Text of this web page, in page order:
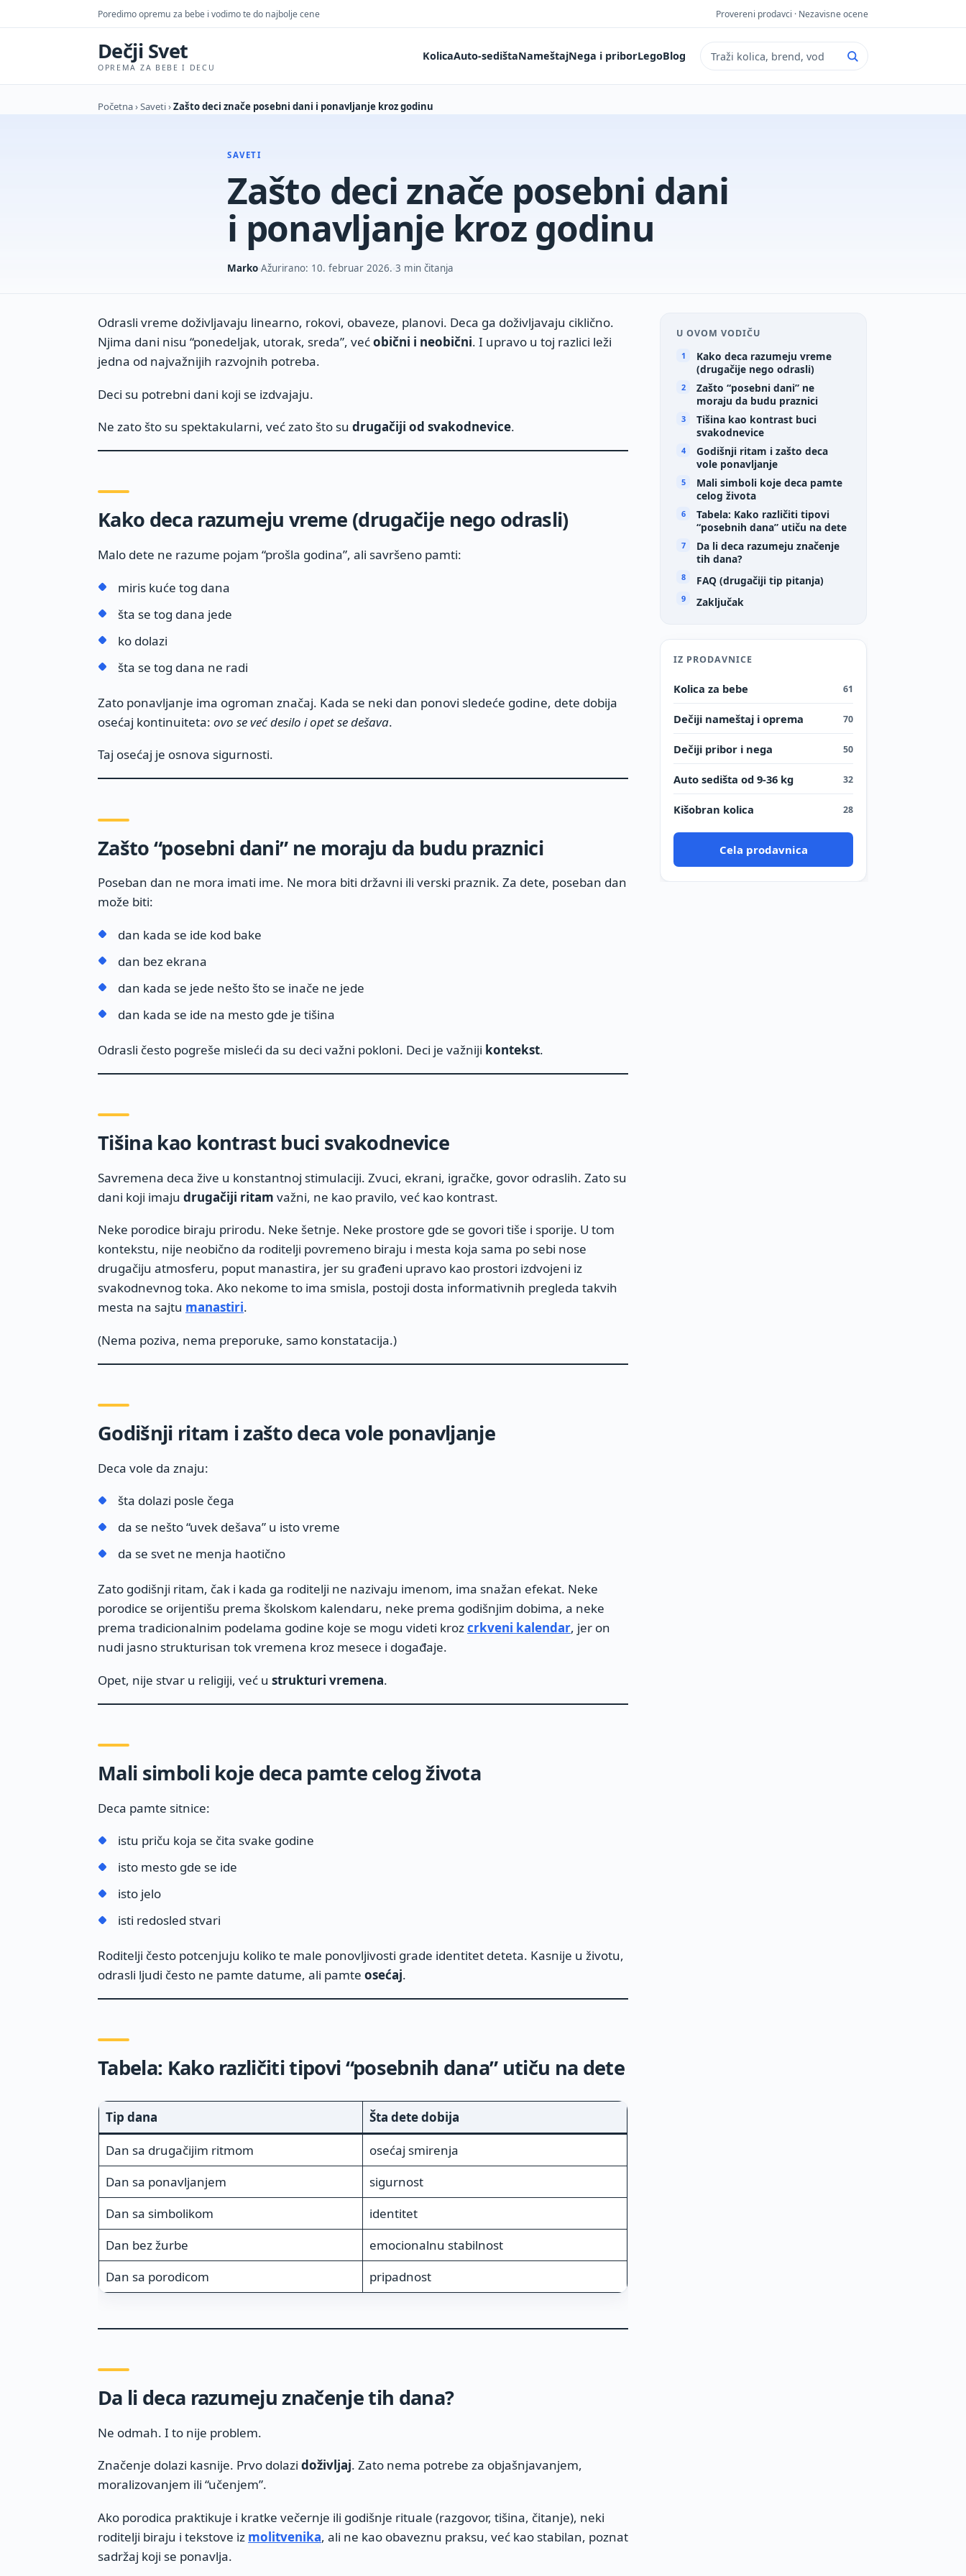
Poredimo opremu za bebe i vodimo te do najbolje cene Provereni prodavci · Nezavisne ocene
Dečji Svet
OPREMA ZA BEBE I DECU
KolicaAuto-sedištaNameštajNega i priborLegoBlog
Pretraga sajta
Početna›Saveti›Zašto deci znače posebni dani i ponavljanje kroz godinu
SAVETI
Zašto deci znače posebni dani
i ponavljanje kroz godinu
Marko Ažurirano: 10. februar 2026. 3 min čitanja
Odrasli vreme doživljavaju linearno, rokovi, obaveze, planovi. Deca ga doživljavaju ciklično.
Njima dani nisu “ponedeljak, utorak, sreda”, većobični i neobični. I upravo u toj razlici leži
jedna od najvažnijih razvojnih potreba.
Deci su potrebni dani koji se izdvajaju.
Ne zato što su spektakularni, već zato što su drugačiji od svakodnevice.
Kako deca razumeju vreme (drugačije nego odrasli)
Malo dete ne razume pojam “prošla godina”, ali savršeno pamti:
miris kuće tog dana
šta se tog dana jede
ko dolazi
šta se tog dana ne radi
Zato ponavljanje ima ogroman značaj. Kada se neki dan ponovi sledeće godine, dete dobija
osećaj kontinuiteta: ovo se već desilo i opet se dešava.
Taj osećaj je osnova sigurnosti.
Zašto “posebni dani” ne moraju da budu praznici
Poseban dan ne mora imati ime. Ne mora biti državni ili verski praznik. Za dete, poseban dan
može biti:
dan kada se ide kod bake
dan bez ekrana
dan kada se jede nešto što se inače ne jede
dan kada se ide na mesto gde je tišina
Odrasli često pogreše misleći da su deci važni pokloni. Deci je važniji kontekst.
Tišina kao kontrast buci svakodnevice
Savremena deca žive u konstantnoj stimulaciji. Zvuci, ekrani, igračke, govor odraslih. Zato su
dani koji imaju drugačiji ritam važni, ne kao pravilo, već kao kontrast.
Neke porodice biraju prirodu. Neke šetnje. Neke prostore gde se govori tiše i sporije. U tom
kontekstu, nije neobično da roditelji povremeno biraju i mesta koja sama po sebi nose
drugačiju atmosferu, poput manastira, jer su građeni upravo kao prostori izdvojeni iz
svakodnevnog toka. Ako nekome to ima smisla, postoji dosta informativnih pregleda takvih
mesta na sajtu manastiri.
(Nema poziva, nema preporuke, samo konstatacija.)
Godišnji ritam i zašto deca vole ponavljanje
Deca vole da znaju:
šta dolazi posle čega
da se nešto “uvek dešava” u isto vreme
da se svet ne menja haotično
Zato godišnji ritam, čak i kada ga roditelji ne nazivaju imenom, ima snažan efekat. Neke
porodice se orijentišu prema školskom kalendaru, neke prema godišnjim dobima, a neke
prema tradicionalnim podelama godine koje se mogu videti krozcrkveni kalendar, jer on
nudi jasno strukturisan tok vremena kroz mesece i događaje.
Opet, nije stvar u religiji, već u strukturi vremena.
Mali simboli koje deca pamte celog života
Deca pamte sitnice:
istu priču koja se čita svake godine
isto mesto gde se ide
isto jelo
isti redosled stvari
Roditelji često potcenjuju koliko te male ponovljivosti grade identitet deteta. Kasnije u životu,
odrasli ljudi često ne pamte datume, ali pamte osećaj.
Tabela: Kako različiti tipovi “posebnih dana” utiču na dete
Tip dana
Šta dete dobija
Dan sa drugačijim ritmom
osećaj smirenja
Dan sa ponavljanjem
sigurnost
Dan sa simbolikom
identitet
Dan bez žurbe
emocionalnu stabilnost
Dan sa porodicom
pripadnost
Da li deca razumeju značenje tih dana?
Ne odmah. I to nije problem.
Značenje dolazi kasnije. Prvo dolazi doživljaj. Zato nema potrebe za objašnjavanjem,
moralizovanjem ili “učenjem”.
Ako porodica praktikuje i kratke večernje ili godišnje rituale (razgovor, tišina, čitanje), neki
roditelji biraju i tekstove iz molitvenika, ali ne kao obaveznu praksu, već kao stabilan, poznat
sadržaj koji se ponavlja.
U OVOM VODIČU
Kako deca razumeju vreme
(drugačije nego odrasli)
Zašto “posebni dani” ne
moraju da budu praznici
Tišina kao kontrast buci
svakodnevice
Godišnji ritam i zašto deca
vole ponavljanje
Mali simboli koje deca pamte
celog života
Tabela: Kako različiti tipovi
“posebnih dana” utiču na dete
Da li deca razumeju značenje
tih dana?
FAQ (drugačiji tip pitanja)
Zaključak
IZ PRODAVNICE
Kolica za bebe 61
Dečiji nameštaj i oprema 70
Dečiji pribor i nega 50
Auto sedišta od 9-36 kg 32
Kišobran kolica 28
Cela prodavnica